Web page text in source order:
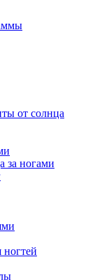
от солнца
за ногами